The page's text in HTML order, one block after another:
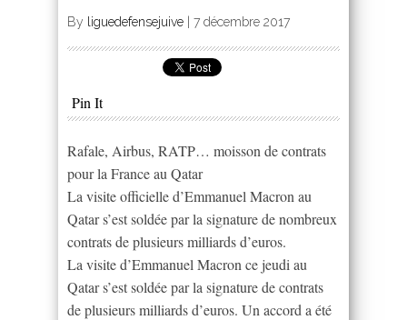
By liguedefensejuive 7 décembre 2017
Pin It
Rafale, Airbus, RATP… moisson de contrats
pour la France au Qatar
La visite officielle d’Emmanuel Macron au
Qatar s’est soldée par la signature de nombreux
contrats de plusieurs milliards d’euros.
La visite d’Emmanuel Macron ce jeudi au
Qatar s’est soldée par la signature de contrats
de plusieurs milliards d’euros. Un accord a été